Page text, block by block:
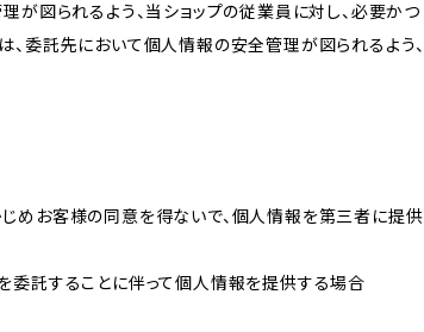
が図られるよう、当ショップの従業員に対し、必要かつ
委託先において個人情報の安全管理が図られるよう、
めお客様の同意を得ないで、個人情報を第三者に提供
委託することに伴って個人情報を提供する場合